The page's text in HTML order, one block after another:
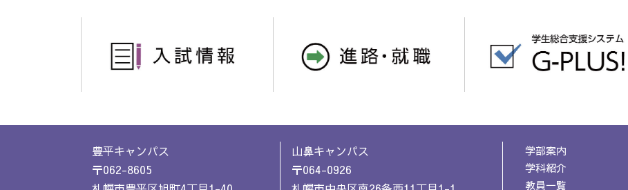
豊平キャンパス
〒062-8605
山鼻キャンパス
〒064-0926
学部案内
学科紹介
教員一覧